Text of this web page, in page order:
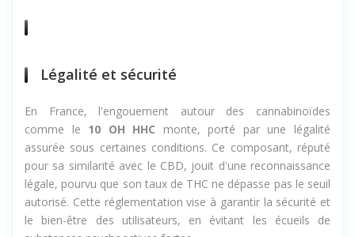
Légalité et sécurité
En France, l'engouement autour des cannabinoïdes
comme le 10 OH HHC monte, porté par une légalité
assurée sous certaines conditions. Ce composant, réputé
pour sa similarité avec le CBD, jouit d'une reconnaissance
légale, pourvu que son taux de THC ne dépasse pas le seuil
autorisé. Cette réglementation vise à garantir la sécurité et
le bien-être des utilisateurs, en évitant les écueils de